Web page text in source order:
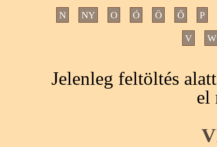
N NY O Ó Ö Ő P
V W
Jelenleg feltöltés
el